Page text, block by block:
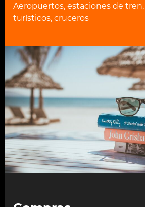
Aeropuertos, estaciones de
turísticos, cruceros